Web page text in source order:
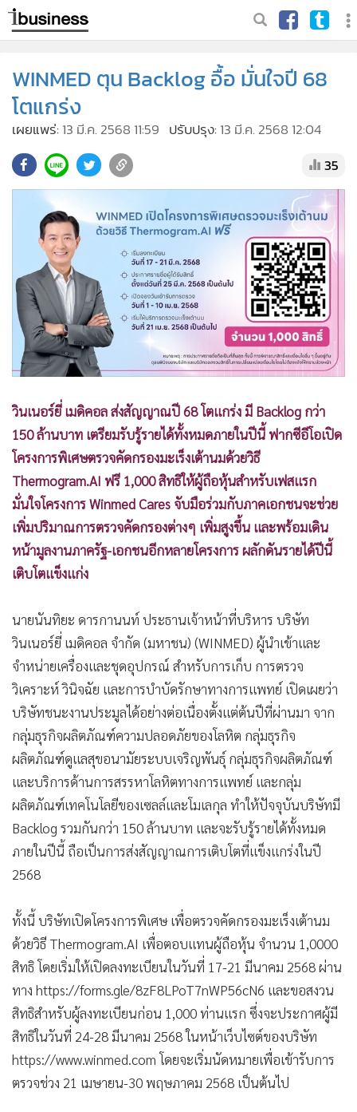
WINMED ตุน Backlog อื้อ มั่นใจปี 68
โตแกร่ง
เผยแพร่: 13 มี.ค. 2568 11:59 ปรับปรุง: 13 มี.ค. 2568 12:04
35
วินเนอร์ยี่ เมดิคอล ส่งสัญญาณปี 68 โตแกร่ง มี Backlog กว่า
150 ล้านบาท เตรียมรับรู้รายได้ทั้งหมดภายในปีนี้ ฟากซีอีโอเปิด
โครงการพิเศษตรวจคัดกรองมะเร็งเต้านมด้วยวิธี
Thermogram.AI ฟรี 1,000 สิทธิให้ผู้ถือหุ้นสำหรับเฟสแรก
มั่นใจโครงการ Winmed Cares จับมือร่วมกับภาคเอกชนจะช่วย
เพิ่มปริมาณการตรวจคัดกรองต่างๆ เพิ่มสูงขึ้น และพร้อมเดิน
หน้ามูลงานภาครัฐ-เอกชนอีกหลายโครงการ ผลักดันรายได้ปีนี้
เติบโตแข็งแก่ง
นายนันทิยะ ดารกานนท์ ประธานเจ้าหน้าที่บริหาร บริษัท
วินเนอร์ยี่ เมดิคอล จำกัด (มหาชน) (WINMED) ผู้นำเข้าและ
จำหน่ายเครื่องและชุดอุปกรณ์ สำหรับการเก็บ การตรวจ
วิเคราะห์ วินิจฉัย และการบำบัดรักษาทางการแพทย์ เปิดเผยว่า
บริษัทชนะงานประมูลได้อย่างต่อเนื่องตั้งแต่ต้นปีที่ผ่านมา จาก
กลุ่มธุรกิจผลิตภัณฑ์ความปลอดภัยของโลหิต กลุ่มธุรกิจ
ผลิตภัณฑ์ดูแลสุขอนามัยระบบเจริญพันธุ์ กลุ่มธุรกิจผลิตภัณฑ์
และบริการด้านการสรรหาโลหิตทางการแพทย์ และกลุ่ม
ผลิตภัณฑ์เทคโนโลยีของเซลล์และโมเลกุล ทำให้ปัจจุบันบริษัทมี
Backlog รวมกันกว่า 150 ล้านบาท และจะรับรู้รายได้ทั้งหมด
ภายในปีนี้ ถือเป็นการส่งสัญญาณการเติบโตที่แข็งแกร่งในปี
2568
ทั้งนี้ บริษัทเปิดโครงการพิเศษ เพื่อตรวจคัดกรองมะเร็งเต้านม
ด้วยวิธี Thermogram.AI เพื่อตอบแทนผู้ถือหุ้น จำนวน 1,0000
สิทธิ โดยเริ่มให้เปิดลงทะเบียนในวันที่ 17-21 มีนาคม 2568 ผ่าน
ทาง https://forms.gle/8zF8LPoT7nWP56cN6 และขอสงวน
สิทธิสำหรับผู้ลงทะเบียนก่อน 1,000 ท่านแรก ซึ่งจะประกาศผู้มี
สิทธิในวันที่ 24-28 มีนาคม 2568 ในหน้าเว็บไซต์ของบริษัท
https://www.winmed.com โดยจะเริ่มนัดหมายเพื่อเข้ารับการ
ตรวจช่วง 21 เมษายน-30 พฤษภาคม 2568 เป็นต้นไป